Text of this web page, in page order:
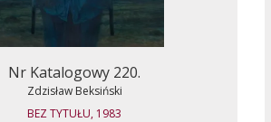
Nr Katalogowy 220.
Zdzisław Beksiński
BEZ TYTUŁU, 1983